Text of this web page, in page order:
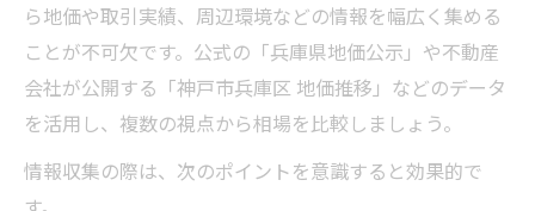
ら地価や取引実績、周辺環境などの情報を幅広く集める
ことが不可欠です。公式の「兵庫県地価公示」や不動産
会社が公開する「神戸市兵庫区 地価推移」などのデータ
を活用し、複数の視点から相場を比較しましょう。
情報収集の際は、次のポイントを意識すると効果的で